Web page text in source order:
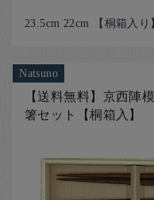
23.5cm 22cm 【桐箱入り
Natsuno
【送料無料】京西
箸セット【桐箱入】